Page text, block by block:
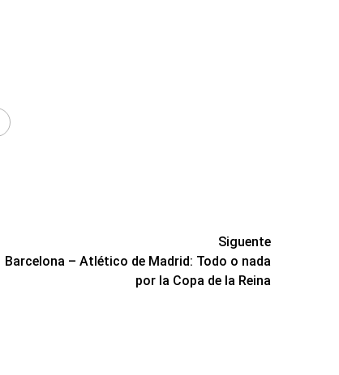
Siguente
Barcelona – Atlético de Madrid: Todo o nada
por la Copa de la Reina